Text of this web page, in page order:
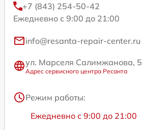
+7 (843) 254-50-42
Ежедневно с 9:00 до 21:00
info@resanta-repair-center.ru
ул. Марселя Салимжанова, 5
Адрес сервисного центра Ресанта
Режим работы:
Ежедневно с 9:00 до 21:00